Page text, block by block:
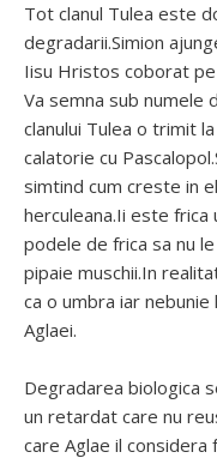
Tot clanul Tulea este
degradarii.Simion
Iisu Hristos coborat
Va semna sub numele
clanului Tulea o trimit
calatorie cu
simtind cum creste in
herculeana.Ii este frica
podele de frica sa nu
pipaie muschii.In
ca o umbra iar
Aglaei.
Degradarea biologica
un retardat care nu
care Aglae il